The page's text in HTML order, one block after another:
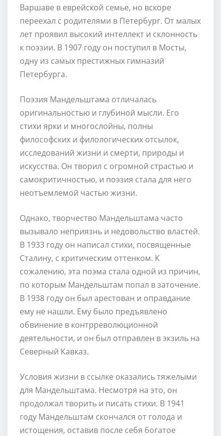
Варшаве в еврейской семье, но вскоре
переехал с родителями в Петербург. От малых
лет проявил высокий интеллект и склонность
к поэзии. В 1907 году он поступил в Мосты,
одну из самых престижных гимназий
Петербурга.
Поэзия Мандельштама отличалась
оригинальностью и глубиной мысли. Его
стихи ярки и многослойны, полны
философских и филологических отсылок,
исследований жизни и смерти, природы и
искусства. Он творил с огромной страстью и
самокритичностью, и поэзия стала для него
неотъемлемой частью жизни.
Однако, творчество Мандельштама часто
вызывало неприязнь и недовольство властей.
В 1933 году он написал стихи, посвященные
Сталину, с критическим оттенком. К
сожалению, эта поэма стала одной из причин,
по которым Мандельштам попал в заточение.
В 1938 году он был арестован и оправдание
ему не нашли. Ему было предъявлено
обвинение в контрреволюционной
деятельности, и он был отправлен в экзиль на
Северный Кавказ.
Условия жизни в ссылке оказались тяжелыми
для Мандельштама. Несмотря на это, он
продолжал творить и писать стихи. В 1941
году Мандельштам скончался от голода и
истощения, оставив после себя богатое